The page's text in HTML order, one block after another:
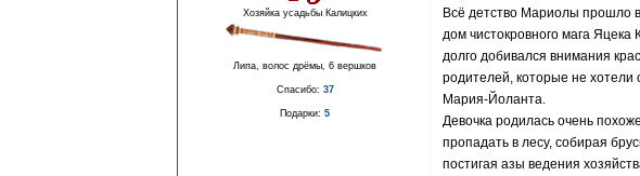
Хозяйка усадьбы Калицких
Липа, волос дрёмы, 6 вершков
Спасибо: 37
Подарки: 5
Всё детство Мариолы прошло
дом чистокровного мага
долго добивался внимания
родителей, которые не
Мария-Йоланта.
Девочка родилась очень
пропадать в лесу, собирая
постигая азы ведения